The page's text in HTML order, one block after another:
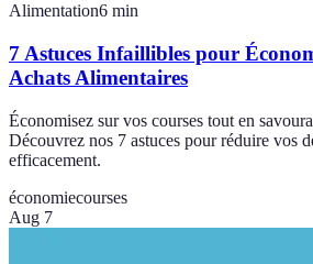
Alimentation6 min
7 Astuces Infaillibles pour
Achats Alimentaires
Économisez sur vos courses tout en
Découvrez nos 7 astuces pour réduire vos
efficacement.
économiecourses
Aug 7